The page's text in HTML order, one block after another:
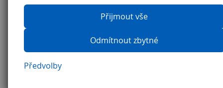
Přijmout vše
Odmítnout zbytné
Předvolby